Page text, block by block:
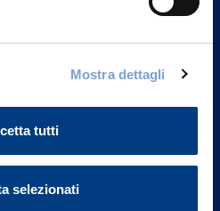
Mostra dettagli
tutti
selezionati